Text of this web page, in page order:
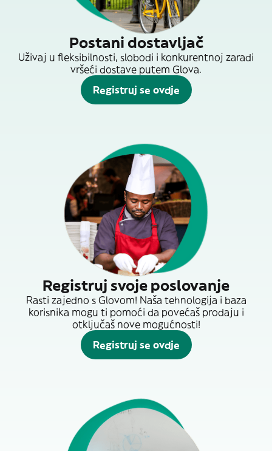
Postani dostavljač
Uživaj u fleksibilnosti, slobodi i konkurentnoj zaradi
vršeći dostave putem Glova.
Registruj se ovdje
Registruj svoje poslovanje
Rasti zajedno s Glovom! Naša tehnologija i baza
korisnika mogu ti pomoći da povećaš prodaju i
otključaš nove mogućnosti!
Registruj se ovdje